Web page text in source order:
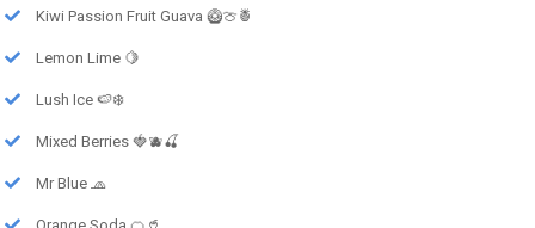
Kiwi Passion Fruit Guava 🥝🍈🍍
Lemon Lime 🍋
Lush Ice 🍉❄️
Mixed Berries 🍓🫐🍒
Mr Blue 🧢